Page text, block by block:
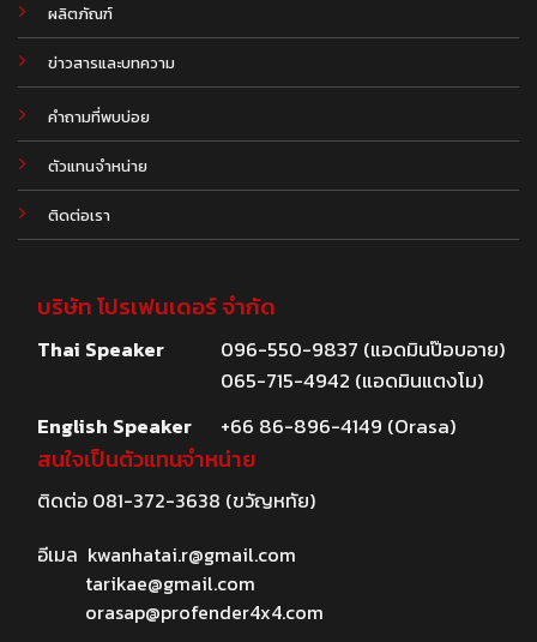
ผลิตภัณฑ์
ข่าวสารและบทความ
.
คำถามที่พบบ่อย
ตัวแทนจำหน่าย
ติดต่อเรา
บริษัท โปรเฟนเดอร์ จำกัด
Thai Speaker
096-550-9837 (แอดมินป๊อบอาย)
065-715-4942 (แอดมินแตงโม)
English Speaker
+66 86-896-4149 (Orasa)
สนใจเป็นตัวแทนจำหน่าย
ติดต่อ 081-372-3638 (ขวัญหทัย)
อีเมล kwanhatai.r@gmail.com
tarikae@gmail.com
orasap@profender4x4.com